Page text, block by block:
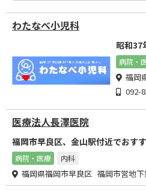
わたなべ小児科
昭和37
病院・
福岡
092-
医療法人長澤医院
福岡市早良区、金山駅付近でおす
病院・医療 内科
福岡県福岡市早良区 福岡市営地下